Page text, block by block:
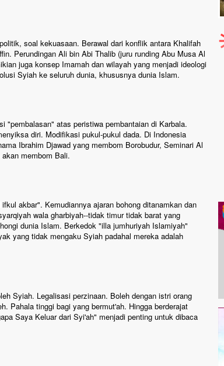
soal kekuasaan. Berawal dari konflik antara Khalifah
Perundingan Ali bin Abi Thalib (juru runding Abu Musa Al
juga konsep Imamah dan wilayah yang menjadi ideologi
Syiah ke seluruh dunia, khususnya dunia Islam.
"pembalasan" atas peristiwa pembantaian di Karbala.
diri. Modifikasi pukul-pukul dada. Di Indonesia
Ibrahim Djawad yang membom Borobudur, Seminari Al
membom Bali.
akbar". Kemudiannya ajaran bohong ditanamkan dan
wala gharbiyah--tidak timur tidak barat yang
dunia Islam. Berkedok "illa jumhuriyah Islamiyah"
yang tidak mengaku Syiah padahal mereka adalah
Syiah. Legalisasi perzinaan. Boleh dengan istri orang
Pahala tinggi bagi yang bermut'ah. Hingga berderajat
Saya Keluar dari Syi'ah" menjadi penting untuk dibaca